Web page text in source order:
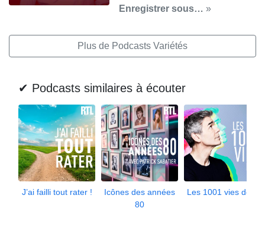
Enregistrer sous… »
Plus de Podcasts Variétés
✔ Podcasts similaires à écouter
J’ai failli tout rater !
Icônes des années
80
Les 1001 vies de...